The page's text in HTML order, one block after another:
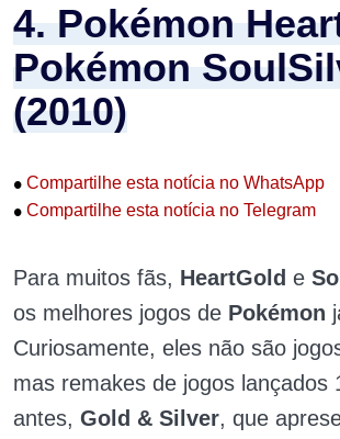
4. Pokémon
Pokémon
(2010)
• Compartilhe esta notícia no WhatsApp
• Compartilhe esta notícia no Telegram
Para muitos fãs, HeartGold e
os melhores jogos de Pokémon
Curiosamente, eles não são
mas remakes de jogos lançados
antes, Gold & Silver, que